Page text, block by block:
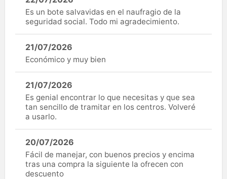
Es un bote salvavidas en el naufragio de la
seguridad social. Todo mi agradecimiento.
21/07/2026
Económico y muy bien
21/07/2026
Es genial encontrar lo que necesitas y que sea
tan sencillo de tramitar en los centros. Volveré
a usarlo.
20/07/2026
Fácil de manejar, con buenos precios y encima
tras una compra la siguiente la ofrecen con
descuento